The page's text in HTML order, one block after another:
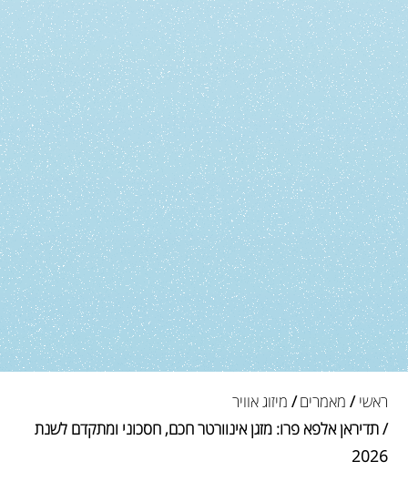
ראשי / מאמרים/ מיזוג אוויר
/ תדיראן אלפא פרו: מזגן אינוורטר חכם, חסכוני ומתקדם לשנת
2026